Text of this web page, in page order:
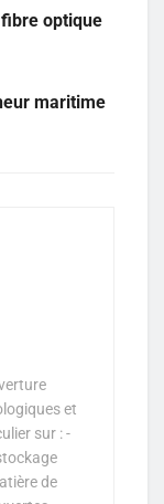
optique
maritime
et
sur : -
de